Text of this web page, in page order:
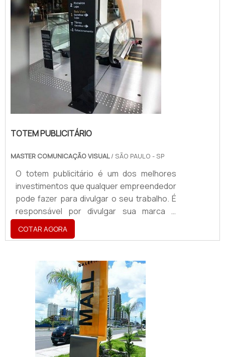
um pain...
TOTEM PUBLICITÁRIO
MASTER COMUNICAÇÃO VISUAL/ SÃO PAULO - SP
O totem publicitário é um dos melhores
investimentos que qualquer empreendedor
pode fazer para divulgar o seu trabalho. É
responsável por divulgar sua marca e
passar um melhor senso de localização
para os atuais e novos clientes. Por ser
muitos são os negócios que optam por
utilizar o totem, como uma porta de entrada
para o mundo da divulgação publicitária e
maior contato com os clientes.Tipos di...
COTAR AGORA